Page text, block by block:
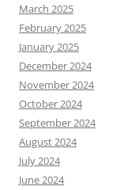
March 2025
February 2025
January 2025
December 2024
November 2024
October 2024
September 2024
August 2024
July 2024
June 2024